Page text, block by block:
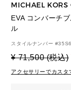
MICHAEL KORS
EVA コンバーチ
ル
スタイルナンバー #
¥ 71,500 (税込)
アクセサリーでカスタ